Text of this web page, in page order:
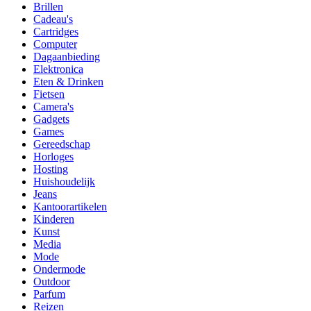
Brillen
Cadeau's
Cartridges
Computer
Dagaanbieding
Elektronica
Eten & Drinken
Fietsen
Camera's
Gadgets
Games
Gereedschap
Horloges
Hosting
Huishoudelijk
Jeans
Kantoorartikelen
Kinderen
Kunst
Media
Mode
Ondermode
Outdoor
Parfum
Reizen